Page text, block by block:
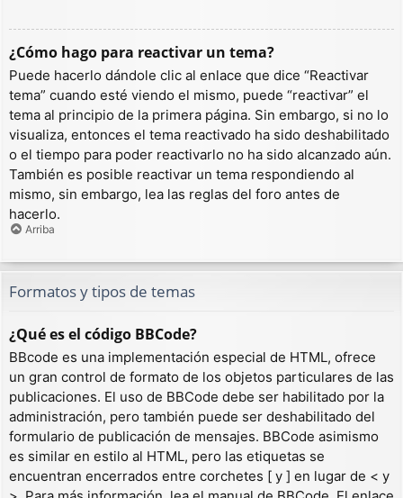
¿Cómo hago para reactivar un tema?
Puede hacerlo dándole clic al enlace que dice “Reactivar
tema” cuando esté viendo el mismo, puede “reactivar” el
tema al principio de la primera página. Sin embargo, si no lo
visualiza, entonces el tema reactivado ha sido deshabilitado
o el tiempo para poder reactivarlo no ha sido alcanzado aún.
También es posible reactivar un tema respondiendo al
mismo, sin embargo, lea las reglas del foro antes de
hacerlo.
Arriba
Formatos y tipos de temas
¿Qué es el código BBCode?
BBcode es una implementación especial de HTML, ofrece
un gran control de formato de los objetos particulares de las
publicaciones. El uso de BBCode debe ser habilitado por la
administración, pero también puede ser deshabilitado del
formulario de publicación de mensajes. BBCode asimismo
es similar en estilo al HTML, pero las etiquetas se
encuentran encerrados entre corchetes [ y ] en lugar de < y